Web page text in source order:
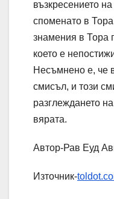
възкресението
споменато в
знамения в Тора
което е
Несъмнено е, че
смисъл, и този
разглеждането
вярата.
Автор-Рав Еуд
Източник-